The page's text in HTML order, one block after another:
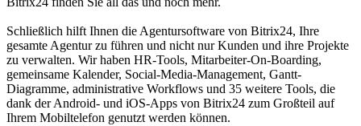
Schließlich hilft Ihnen die Agentursoftware von Bitrix24, Ihre
gesamte Agentur zu führen und nicht nur Kunden und ihre Projekte
zu verwalten. Wir haben HR-Tools, Mitarbeiter-On-Boarding,
gemeinsame Kalender, Social-Media-Management, Gantt-
Diagramme, administrative Workflows und 35 weitere Tools, die
dank der Android- und iOS-Apps von Bitrix24 zum Großteil auf
Ihrem Mobiltelefon genutzt werden können.